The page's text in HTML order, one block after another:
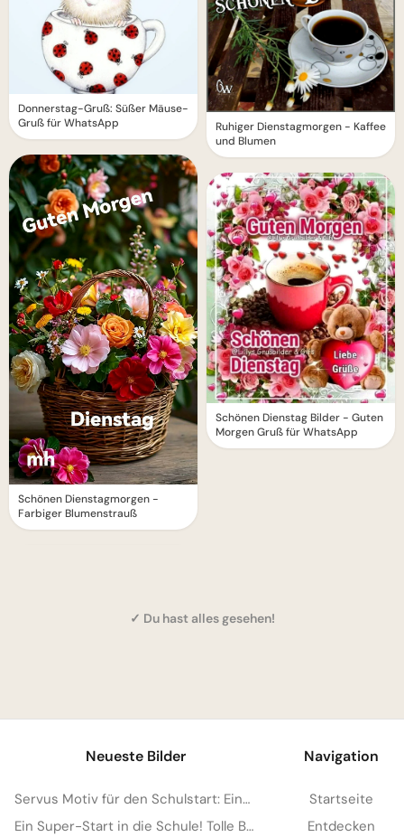
Donnerstag-Gruß: Süßer Mäuse-
Gruß für WhatsApp
Schönen Dienstagmorgen -
Farbiger Blumenstrauß
Ruhiger Dienstagmorgen - Kaffee
und Blumen
Schönen Dienstag Bilder - Guten
Morgen Gruß für WhatsApp
✓ Du hast alles gesehen!
Neueste Bilder
Servus Motiv für den Schulstart: Eine lustige Eichhörnchen Grafik für WhatsApp
Ein Super-Start in die Schule! Tolle Bilder für Pinterest zum Teilen.
Navigation
Startseite
Entdecken